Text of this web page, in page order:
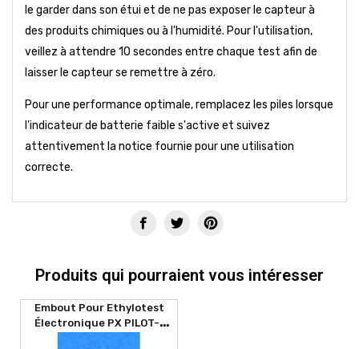
le garder dans son étui et de ne pas exposer le capteur à
des produits chimiques ou à l'humidité. Pour l'utilisation,
veillez à attendre 10 secondes entre chaque test afin de
laisser le capteur se remettre à zéro.
Pour une performance optimale, remplacez les piles lorsque
l'indicateur de batterie faible s'active et suivez
attentivement la notice fournie pour une utilisation
correcte.
Produits qui pourraient vous intéresser
Embout Pour Ethylotest
Électronique PX PILOT-1